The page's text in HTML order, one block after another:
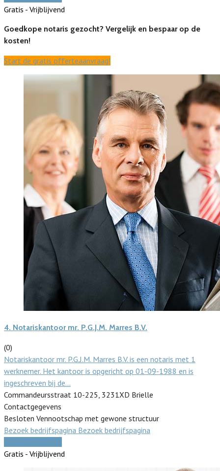
Gratis - Vrijblijvend
Goedkope notaris gezocht? Vergelijk en bespaar op de
kosten!
Start de gratis offerteaanvraag!
4. Notariskantoor mr. P.G.J.M. Marres B.V.
(0)
Notariskantoor mr. P.G.J.M. Marres B.V. is een notaris met 1
werknemer. Het kantoor is opgericht op 01-09-1988 en is
ingeschreven bij de…
Commandeursstraat 10-225, 3231XD Brielle
Contactgegevens
Besloten Vennootschap met gewone structuur
Bezoek bedrijfspagina Bezoek bedrijfspagina
Gratis - Vrijblijvend